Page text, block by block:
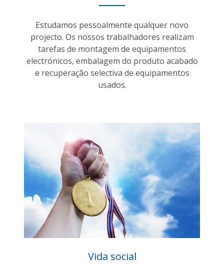
Estudamos pessoalmente qualquer novo
projecto. Os nossos trabalhadores realizam
tarefas de montagem de equipamentos
electrónicos, embalagem do produto acabado
e recuperação selectiva de equipamentos
usados.
Vida social